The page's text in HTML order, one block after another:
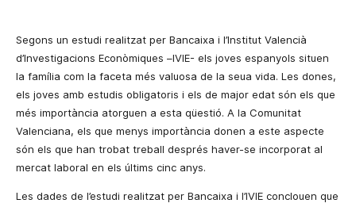
Segons un estudi realitzat per Bancaixa i l’Institut Valencià
d’Investigacions Econòmiques –IVIE- els joves espanyols situen
la família com la faceta més valuosa de la seua vida. Les dones,
els joves amb estudis obligatoris i els de major edat són els que
més importància atorguen a esta qüestió. A la Comunitat
Valenciana, els que menys importància donen a este aspecte
són els que han trobat treball després haver-se incorporat al
mercat laboral en els últims cinc anys.
Les dades de l’estudi realitzat per Bancaixa i l’IVIE conclouen que